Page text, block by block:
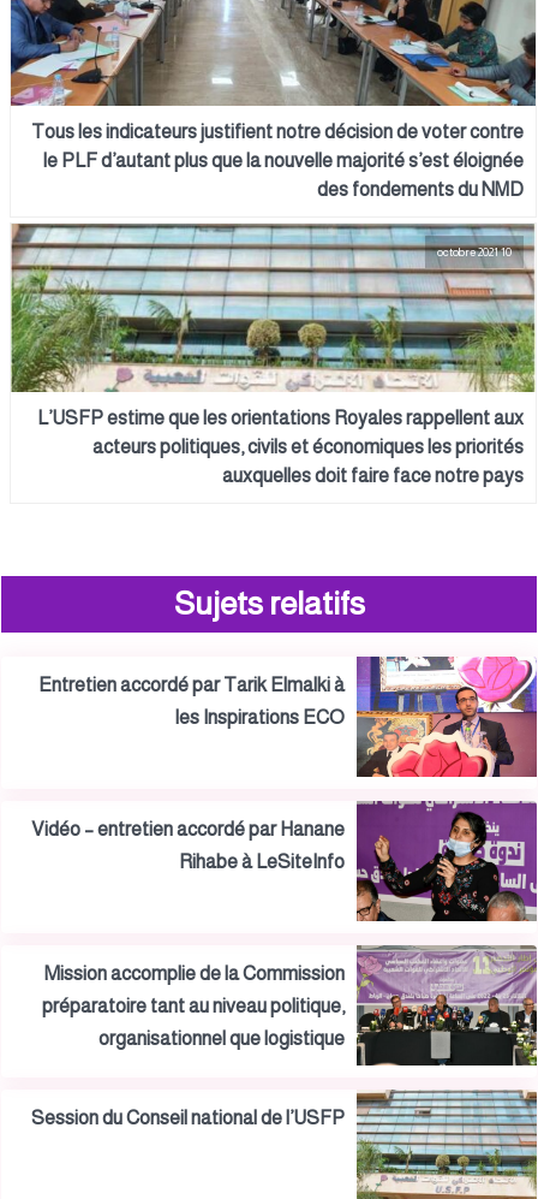
Tous les indicateurs justifient notre décision de voter contre
le PLF d’autant plus que la nouvelle majorité s’est éloignée
des fondements du NMD
10 octobre 2021
L’USFP estime que les orientations Royales rappellent aux
acteurs politiques, civils et économiques les priorités
auxquelles doit faire face notre pays
Sujets relatifs
Entretien accordé par Tarik Elmalki à
les Inspirations ECO
Vidéo – entretien accordé par Hanane
Rihabe à LeSiteInfo
Mission accomplie de la Commission
préparatoire tant au niveau politique,
organisationnel que logistique
Session du Conseil national de l’USFP